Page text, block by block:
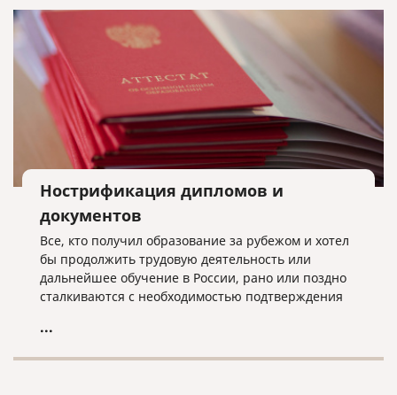
Нострификация дипломов и
документов
Все, кто получил образование за рубежом и хотел
бы продолжить трудовую деятельность или
дальнейшее обучение в России, рано или поздно
сталкиваются с необходимостью подтверждения
любого иностранного образования: высшего,
...